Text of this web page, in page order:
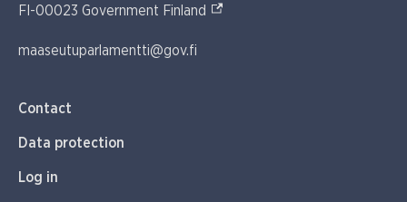
FI-00023 Government Finland (External link)
maaseutuparlamentti@gov.fi
Contact
Data protection
Log in